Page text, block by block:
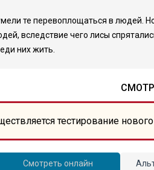
те перевоплощаться в людей.
вследствие чего лисы
них жить.
тестирование
Смотреть онлайн